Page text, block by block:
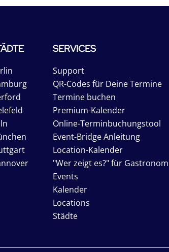
SERVICES
Support
QR-Codes für Deine Termine
Termine buchen
Premium-Kalender
Online-Terminbuchungstool
Event-Bridge Anleitung
Location-Kalender
"Wer zeigt es?" für
Events
Kalender
Locations
Städte